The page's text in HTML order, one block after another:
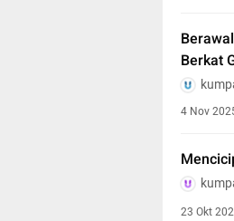
Berkat
4 Nov
23 Okt